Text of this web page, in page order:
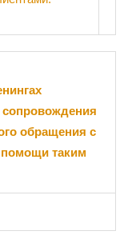
сопровождения
обращения с
помощи таким